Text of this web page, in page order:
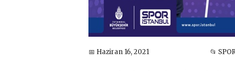
📅 Haziran 16, 2021 📂